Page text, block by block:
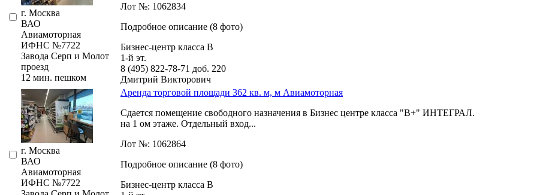
г. Москва
ВАО
Авиамоторная
ИФНС №7722
Завода Серп и Молот
проезд
12 мин. пешком
Лот №: 1062834
Подробное описание (8 фото)
Бизнес-центр класса В
1-й эт.
8 (495) 822-78-71 доб. 220
Дмитрий Викторович
г. Москва
ВАО
Авиамоторная
ИФНС №7722
Аренда торговой площади 362 кв. м, м Авиамоторная
Сдается помещение свободного назначения в Бизнес центре класса "В+" ИНТЕГРАЛ.
на 1 ом этаже. Отдельный вход...
Лот №: 1062864
Подробное описание (8 фото)
Бизнес-центр класса В